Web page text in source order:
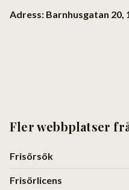
Adress: Barnhusgatan 20,
Fler webbplatser
Frisörsök
Frisörlicens